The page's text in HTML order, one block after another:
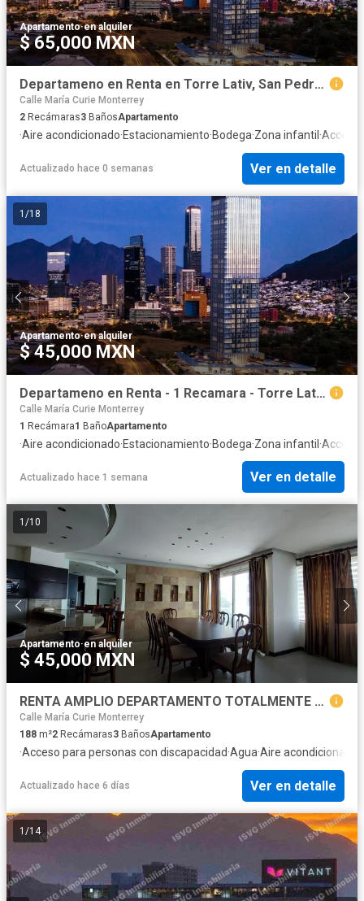
Apartamento·en alquiler
$ 65,000 MXN
Departameno en Renta en Torre Lativ, San Pedro Garza Garcia, NL
Calle María Curie Monterrey
2 Recámaras3 BañosApartamento
·Aire acondicionado·Estacionamiento·Bodega·Zona infantil ·Acceso
Actualizado hace 0 semanas Ver en detalle
1 /18
Apartamento·en alquiler
$ 45,000 MXN
Departameno en Renta - 1 Recamara - Torre Lativ, SPGG, NL
Calle María Curie Monterrey
1 Recámara1 BañoApartamento
·Aire acondicionado·Estacionamiento·Bodega·Zona infantil ·Acceso
Actualizado hace 1 semana Ver en detalle
1 /10
Apartamento·en alquiler
$ 45,000 MXN
RENTA AMPLIO DEPARTAMENTO TOTALMENTE AMUEBLADO CON ALBERCA Y GIMNASIO,
Calle María Curie Monterrey
188 m²2 Recámaras3 BañosApartamento
·Acceso para personas con discapacidad·Agua·Aire acondicionado
Actualizado hace 6 días Ver en detalle
1 /14